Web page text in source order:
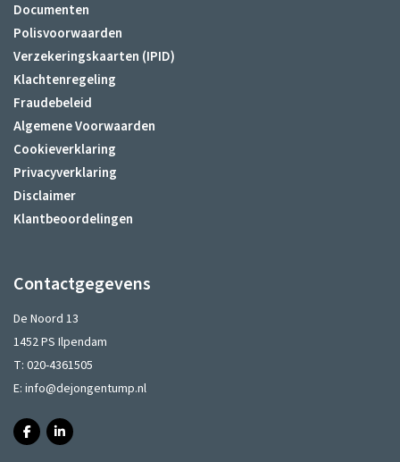
Documenten
Polisvoorwaarden
Verzekeringskaarten (IPID)
Klachtenregeling
Fraudebeleid
Algemene Voorwaarden
Cookieverklaring
Privacyverklaring
Disclaimer
Klantbeoordelingen
Contactgegevens
De Noord 13
1452 PS Ilpendam
T: 020-4361505
E: info@dejongentump.nl